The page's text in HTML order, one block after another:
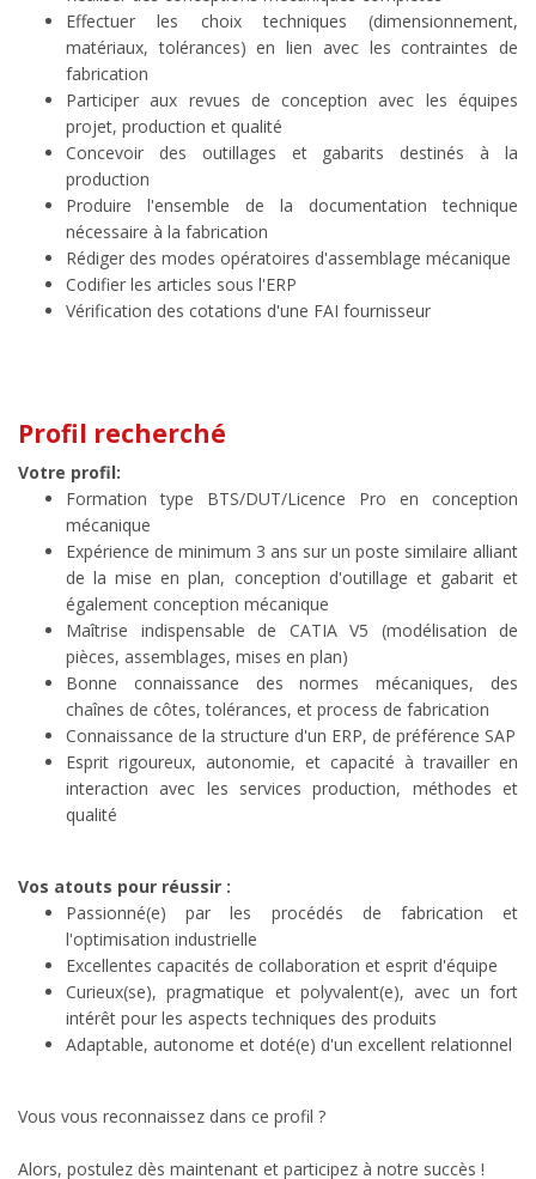
Effectuer les choix techniques (dimensionnement,
matériaux, tolérances) en lien avec les contraintes de
fabrication
Participer aux revues de conception avec les équipes
projet, production et qualité
Concevoir des outillages et gabarits destinés à la
production
Produire l'ensemble de la documentation technique
nécessaire à la fabrication
Rédiger des modes opératoires d'assemblage mécanique
Codifier les articles sous l'ERP
Vérification des cotations d'une FAI fournisseur
Profil recherché
Votre profil:
Formation type BTS/DUT/Licence Pro en conception
mécanique
Expérience de minimum 3 ans sur un poste similaire alliant
de la mise en plan, conception d'outillage et gabarit et
également conception mécanique
Maîtrise indispensable de CATIA V5 (modélisation de
pièces, assemblages, mises en plan)
Bonne connaissance des normes mécaniques, des
chaînes de côtes, tolérances, et process de fabrication
Connaissance de la structure d'un ERP, de préférence SAP
Esprit rigoureux, autonomie, et capacité à travailler en
interaction avec les services production, méthodes et
qualité
Vos atouts pour réussir :
Passionné(e) par les procédés de fabrication et
l'optimisation industrielle
Excellentes capacités de collaboration et esprit d'équipe
Curieux(se), pragmatique et polyvalent(e), avec un fort
intérêt pour les aspects techniques des produits
Adaptable, autonome et doté(e) d'un excellent relationnel
Vous vous reconnaissez dans ce profil ?
Alors, postulez dès maintenant et participez à notre succès !